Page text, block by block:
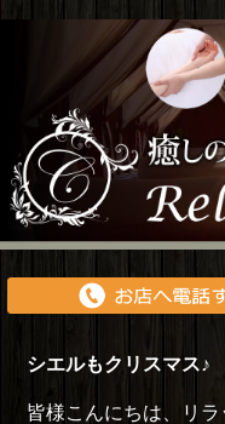
シエルもクリスマス♪
皆様こんにちは、リ